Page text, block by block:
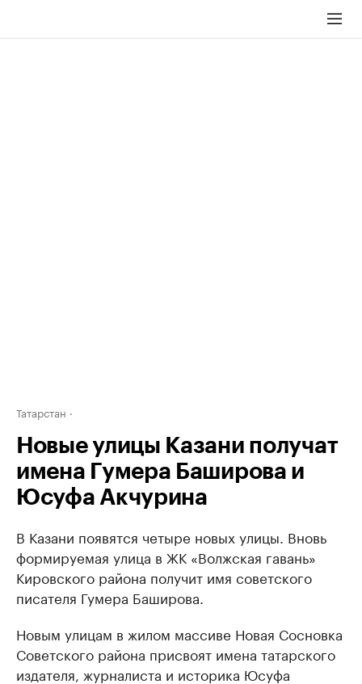
Татарстан
Новые улицы Казани получат
имена Гумера Баширова и
Юсуфа Акчурина
В Казани появятся четыре новых улицы. Вновь
формируемая улица в ЖК «Волжская гавань»
Кировского района получит имя советского
писателя Гумера Баширова.
Новым улицам в жилом массиве Новая Сосновка
Советского района присвоят имена татарского
издателя, журналиста и историка Юсуфа